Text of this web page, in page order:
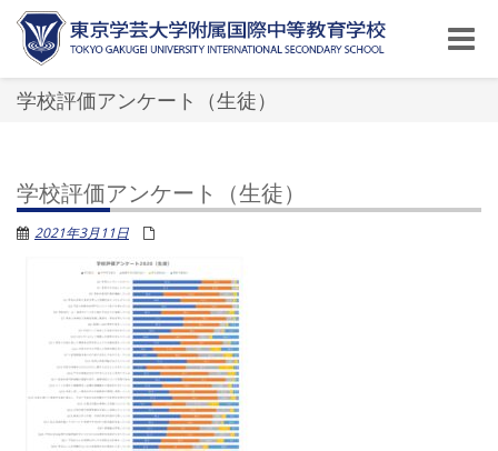
Toggle
学校評価アンケート（生徒）
学校評価アンケート（生徒）
2021年3月11日